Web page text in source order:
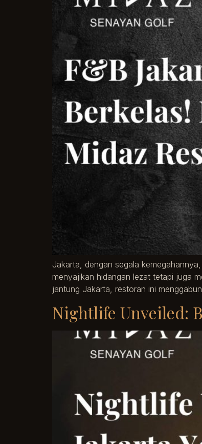
Jakarta, dengan segala
menyajikan hidangan lezat tetapi juga
jantung Jakarta, restoran ini
Nightlife Unveiled: